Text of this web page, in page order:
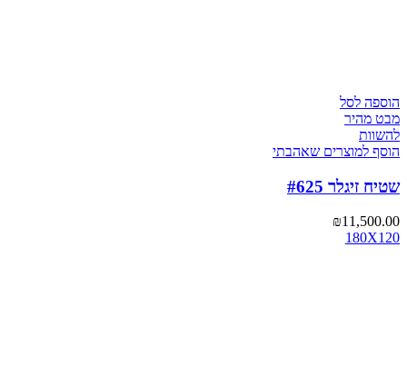
הוספה לסל
מבט מהיר
להשוות
הוסף למוצרים שאהבתי
שטיח זיגלר #625
₪11,500.00
180X120